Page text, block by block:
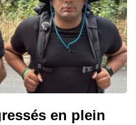
en plein